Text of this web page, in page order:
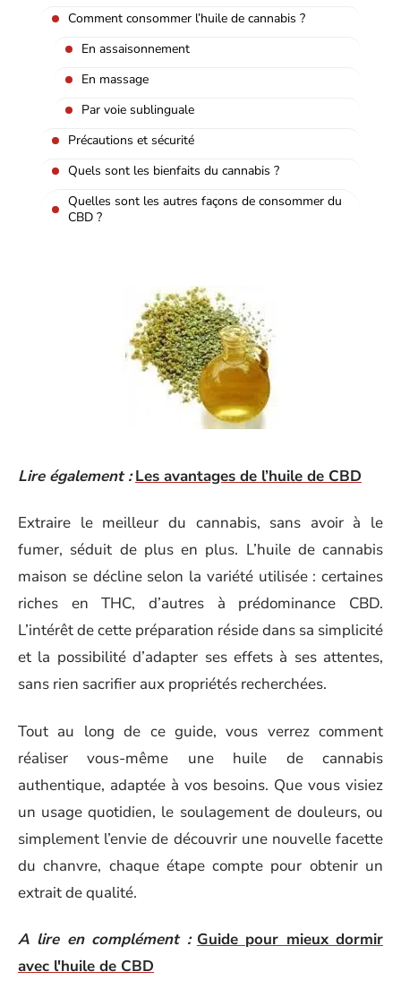
Comment consommer l’huile de cannabis ?
En assaisonnement
En massage
Par voie sublinguale
Précautions et sécurité
Quels sont les bienfaits du cannabis ?
Quelles sont les autres façons de consommer du
CBD ?
Lire également : Les avantages de l’huile de CBD
Extraire le meilleur du cannabis, sans avoir à le
fumer, séduit de plus en plus. L’huile de cannabis
maison se décline selon la variété utilisée : certaines
riches en THC, d’autres à prédominance CBD.
L’intérêt de cette préparation réside dans sa simplicité
et la possibilité d’adapter ses effets à ses attentes,
sans rien sacrifier aux propriétés recherchées.
Tout au long de ce guide, vous verrez comment
réaliser vous-même une huile de cannabis
authentique, adaptée à vos besoins. Que vous visiez
un usage quotidien, le soulagement de douleurs, ou
simplement l’envie de découvrir une nouvelle facette
du chanvre, chaque étape compte pour obtenir un
extrait de qualité.
A lire en complément : Guide pour mieux dormir
avec l'huile de CBD